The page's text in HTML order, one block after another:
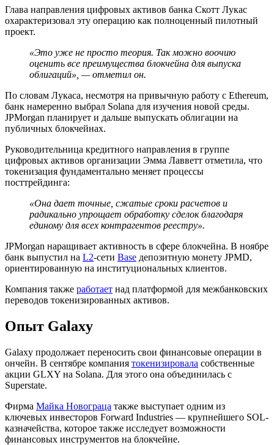
Глава направления цифровых активов банка Скотт Лукас
охарактеризовал эту операцию как полноценный пилотный
проект.
«Это уже не просто теория. Так можно воочию
оценить все преимущества блокчейна для выпуска
облигаций», — отметил он.
По словам Лукаса, несмотря на привычную работу с Ethereum,
банк намеренно выбрал Solana для изучения новой среды.
JPMorgan планирует и дальше выпускать облигации на
публичных блокчейнах.
Руководительница кредитного направления в группе
цифровых активов организации Эмма Лавветт отметила, что
токенизация фундаментально меняет процессы
посттрейдинга:
«Она дает точные, сжатые сроки расчетов и
радикально упрощает обработку сделок благодаря
единому для всех контрагентов реестру».
JPMorgan наращивает активность в сфере блокчейна. В ноябре
банк выпустил на L2-сети Base депозитную монету JPMD,
ориентированную на институциональных клиентов.
Компания также работает над платформой для межбанковских
переводов токенизированных активов.
Опыт Galaxy
Galaxy продолжает переносить свои финансовые операции в
ончейн. В сентябре компания токенизировала собственные
акции GLXY на Solana. Для этого она объединилась с
Superstate.
Фирма Майка Новограца также выступает одним из
ключевых инвесторов Forward Industries — крупнейшего SOL-
казначейства, которое также исследует возможности
финансовых инструментов на блокчейне.